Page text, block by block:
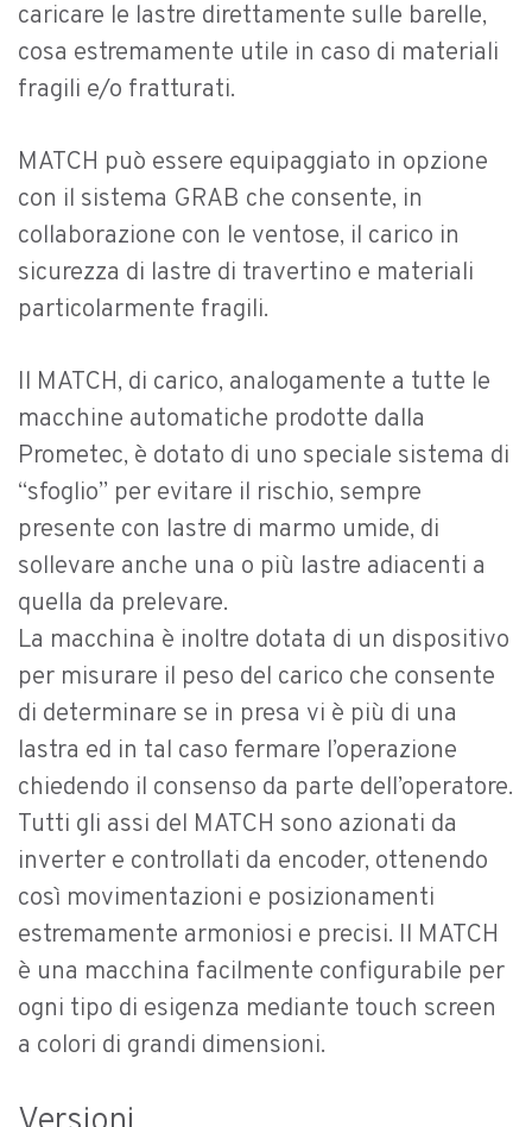
caricare le lastre direttamente sulle barelle,
cosa estremamente utile in caso di materiali
fragili e/o fratturati.
MATCH può essere equipaggiato in opzione
con il sistema GRAB che consente, in
collaborazione con le ventose, il carico in
sicurezza di lastre di travertino e materiali
particolarmente fragili.
Il MATCH, di carico, analogamente a tutte le
macchine automatiche prodotte dalla
Prometec, è dotato di uno speciale sistema di
“sfoglio” per evitare il rischio, sempre
presente con lastre di marmo umide, di
sollevare anche una o più lastre adiacenti a
quella da prelevare.
La macchina è inoltre dotata di un dispositivo
per misurare il peso del carico che consente
di determinare se in presa vi è più di una
lastra ed in tal caso fermare l’operazione
chiedendo il consenso da parte dell’operatore.
Tutti gli assi del MATCH sono azionati da
inverter e controllati da encoder, ottenendo
così movimentazioni e posizionamenti
estremamente armoniosi e precisi. Il MATCH
è una macchina facilmente configurabile per
ogni tipo di esigenza mediante touch screen
a colori di grandi dimensioni.